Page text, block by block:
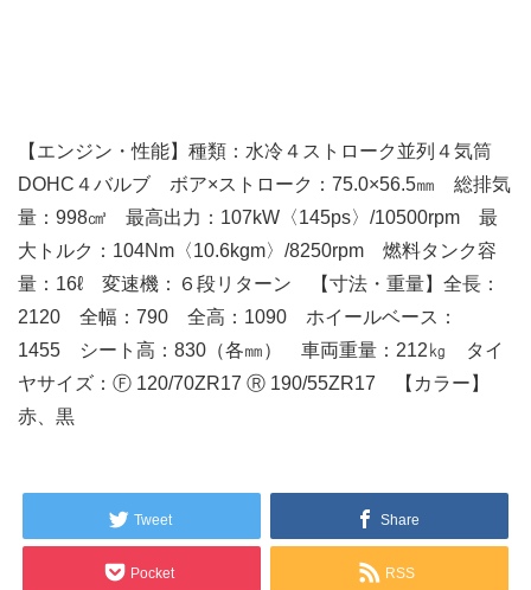
【エンジン・性能】種類：水冷４ストローク並列４気筒
DOHC４バルブ ボア×ストローク：75.0×56.5㎜ 総排気
量：998㎤ 最高出力：107kW〈145ps〉/10500rpm 最
大トルク：104Nm〈10.6kgm〉/8250rpm 燃料タンク容
量：16ℓ 変速機：６段リターン 【寸法・重量】全長：
2120 全幅：790 全高：1090 ホイールベース：
1455 シート高：830（各㎜） 車両重量：212㎏ タイ
ヤサイズ：Ⓕ 120/70ZR17 Ⓡ 190/55ZR17 【カラー】
赤、黒
Tweet Share
Pocket RSS